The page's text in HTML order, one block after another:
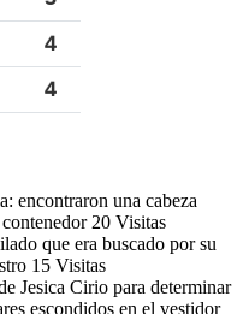
encontraron una cabeza
20 Visitas
que era buscado por su
15 Visitas
Jesica Cirio para determinar
escondidos en el vestidor